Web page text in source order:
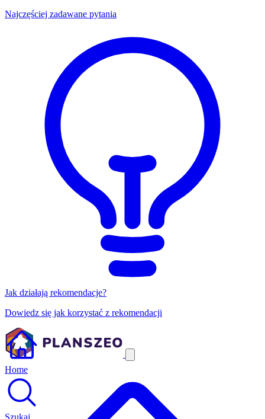
Najczęściej zadawane pytania
Jak działają rekomendacje?
Dowiedz się jak korzystać z rekomendacji
Home
Szukaj